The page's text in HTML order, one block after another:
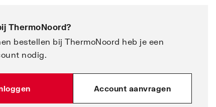
ThermoNoord?
bestellen bij ThermoNoord heb je een
nodig.
Account aanvragen